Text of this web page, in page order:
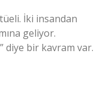
İki insandan
geliyor.
diye bir kavram var.